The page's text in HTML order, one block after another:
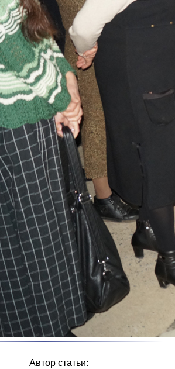
Автор статьи: